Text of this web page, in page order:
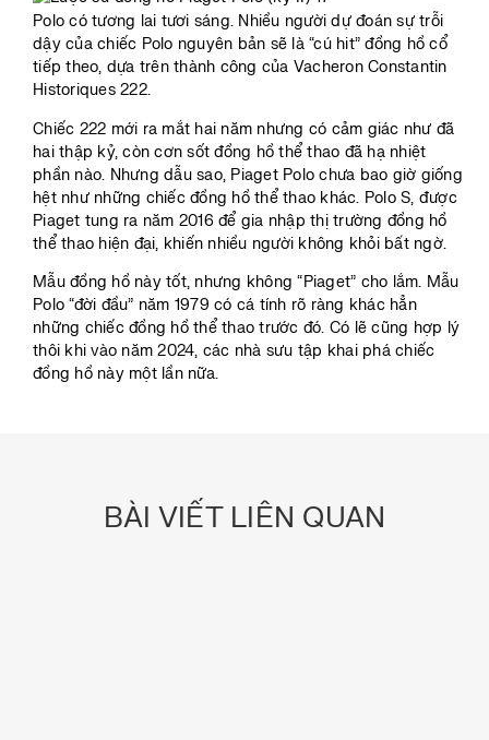
Polo có tương lai tươi sáng. Nhiều người dự đoán sự trỗi
dậy của chiếc Polo nguyên bản sẽ là “cú hit” đồng hồ cổ
tiếp theo, dựa trên thành công của Vacheron Constantin
Historiques 222.
Chiếc 222 mới ra mắt hai năm nhưng có cảm giác như đã
hai thập kỷ, còn cơn sốt đồng hồ thể thao đã hạ nhiệt
phần nào. Nhưng dẫu sao, Piaget Polo chưa bao giờ giống
hệt như những chiếc đồng hồ thể thao khác. Polo S, được
Piaget tung ra năm 2016 để gia nhập thị trường đồng hồ
thể thao hiện đại, khiến nhiều người không khỏi bất ngờ.
Mẫu đồng hồ này tốt, nhưng không “Piaget” cho lắm. Mẫu
Polo “đời đầu” năm 1979 có cá tính rõ ràng khác hẳn
những chiếc đồng hồ thể thao trước đó. Có lẽ cũng hợp lý
thôi khi vào năm 2024, các nhà sưu tập khai phá chiếc
đồng hồ này một lần nữa.
BÀI VIẾT LIÊN QUAN